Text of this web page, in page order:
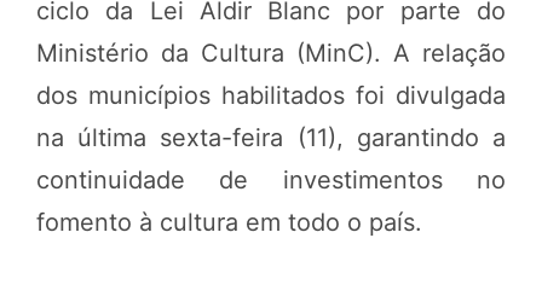
ciclo da Lei Aldir Blanc por parte do
Ministério da Cultura (MinC). A relação
dos municípios habilitados foi divulgada
na última sexta-feira (11), garantindo a
continuidade de investimentos no
fomento à cultura em todo o país.